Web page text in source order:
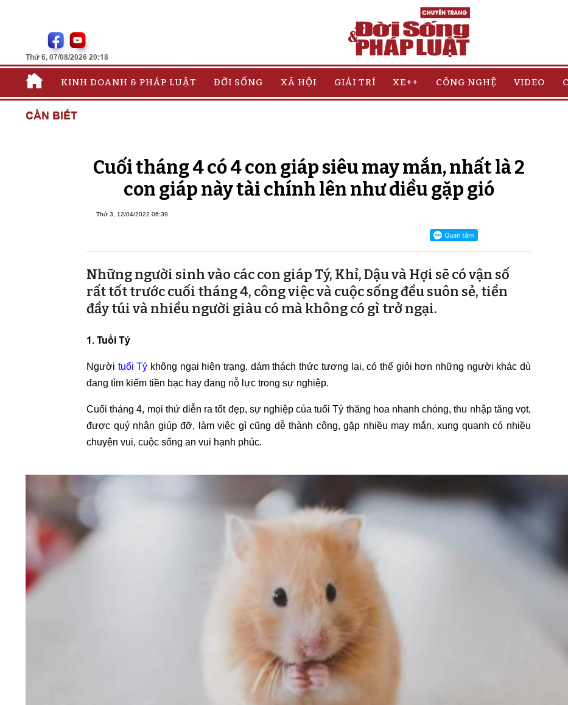
Thứ 6, 07/08/2026 20:18
KINH DOANH & PHÁP LUẬT ĐỜI SỐNG XÃ HỘI GIẢI TRÍ XE++ CÔNG NGHỆ VIDEO
CẦN BIẾT
Cuối tháng 4 có 4 con giáp siêu may mắn, nhất là 2
con giáp này tài chính lên như diều gặp gió
Thứ 3, 12/04/2022 06:39
Những người sinh vào các con giáp Tý, Khỉ, Dậu và Hợi sẽ có vận số
rất tốt trước cuối tháng 4, công việc và cuộc sống đều suôn sẻ, tiền
đầy túi và nhiều người giàu có mà không có gì trở ngại.
1. Tuổi Tý
Người tuổi Tý không ngại hiện trạng, dám thách thức tương lai, có thể giỏi hơn những người khác dù
đang tìm kiếm tiền bạc hay đang nỗ lực trong sự nghiệp.
Cuối tháng 4, mọi thứ diễn ra tốt đẹp, sự nghiệp của tuổi Tý thăng hoa nhanh chóng, thu nhập tăng vọt,
được quý nhân giúp đỡ, làm việc gì cũng dễ thành công, gặp nhiều may mắn, xung quanh có nhiều
chuyện vui, cuộc sống an vui hạnh phúc.